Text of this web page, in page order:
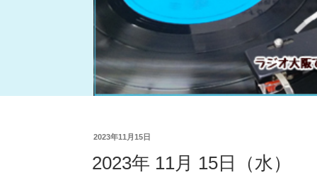
2023年11月15日
2023年 11月 15日（水）